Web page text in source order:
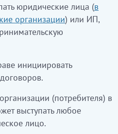
юридические лица (в
организации) или ИП,
инициировать
(потребителя) в
выступать любое
лицо.